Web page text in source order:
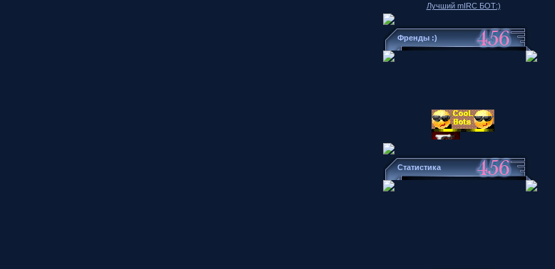
Лучший mIRC БОТ:)
Френды :)
Статистика